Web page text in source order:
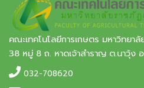
คณะเทคโนโลยีการเกษตร มหาวิทยา
38 หมู่ 8 ถ. หาดเจ้าสำราญ ต.นาวุ้ง
032-708620